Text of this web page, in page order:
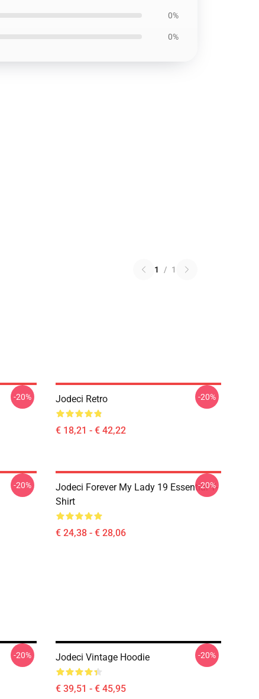
0%
0%
1 / 1
-20% Jodeci Retro
€ 18,21 - € 42,22
-20%
-20%
Jodeci Forever My Lady 19 Essential T-
Shirt
€ 24,38 - € 28,06
-20%
-20% Jodeci Vintage Hoodie
€ 39,51 - € 45,95
-20%